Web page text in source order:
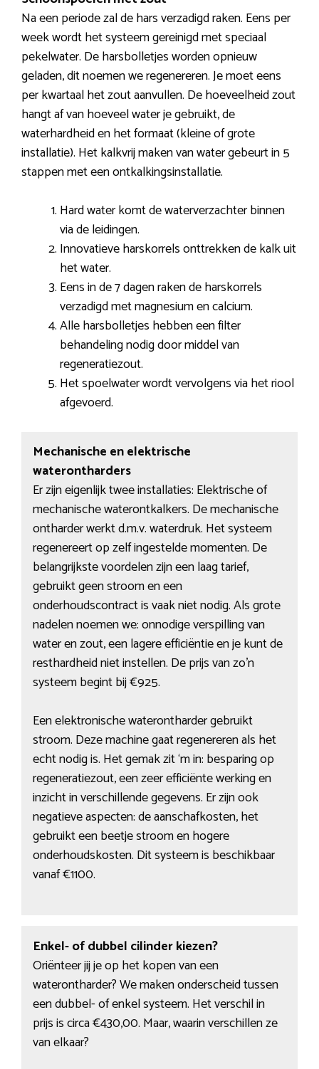
Na een periode zal de hars verzadigd raken. Eens per
week wordt het systeem gereinigd met speciaal
pekelwater. De harsbolletjes worden opnieuw
geladen, dit noemen we regenereren. Je moet eens
per kwartaal het zout aanvullen. De hoeveelheid zout
hangt af van hoeveel water je gebruikt, de
waterhardheid en het formaat (kleine of grote
installatie). Het kalkvrij maken van water gebeurt in 5
stappen met een ontkalkingsinstallatie.
Hard water komt de waterverzachter binnen
via de leidingen.
Innovatieve harskorrels onttrekken de kalk uit
het water.
Eens in de 7 dagen raken de harskorrels
verzadigd met magnesium en calcium.
Alle harsbolletjes hebben een filter
behandeling nodig door middel van
regeneratiezout.
Het spoelwater wordt vervolgens via het riool
afgevoerd.
Mechanische en elektrische
waterontharders
Er zijn eigenlijk twee installaties: Elektrische of
mechanische waterontkalkers. De mechanische
ontharder werkt d.m.v. waterdruk. Het systeem
regenereert op zelf ingestelde momenten. De
belangrijkste voordelen zijn een laag tarief,
gebruikt geen stroom en een
onderhoudscontract is vaak niet nodig. Als grote
nadelen noemen we: onnodige verspilling van
water en zout, een lagere efficiëntie en je kunt de
resthardheid niet instellen. De prijs van zo’n
systeem begint bij €925.
Een elektronische waterontharder gebruikt
stroom. Deze machine gaat regenereren als het
echt nodig is. Het gemak zit ‘m in: besparing op
regeneratiezout, een zeer efficiënte werking en
inzicht in verschillende gegevens. Er zijn ook
negatieve aspecten: de aanschafkosten, het
gebruikt een beetje stroom en hogere
onderhoudskosten. Dit systeem is beschikbaar
vanaf €1100.
Enkel- of dubbel cilinder kiezen?
Oriënteer jij je op het kopen van een
waterontharder? We maken onderscheid tussen
een dubbel- of enkel systeem. Het verschil in
prijs is circa €430,00. Maar, waarin verschillen ze
van elkaar?